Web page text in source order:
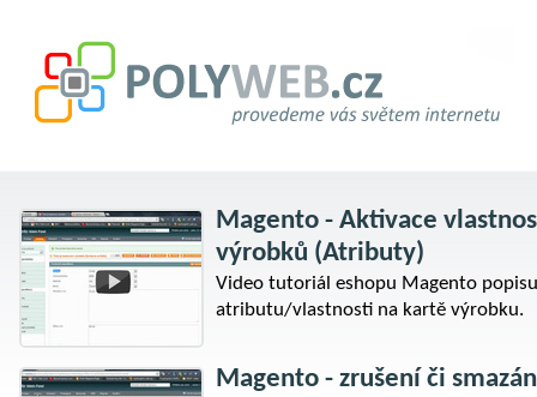
Magento - Aktivace
výrobků (Atributy)
Video tutoriál eshopu Magento
atributu/vlastnosti na kartě výrobku.
Magento - zrušení či